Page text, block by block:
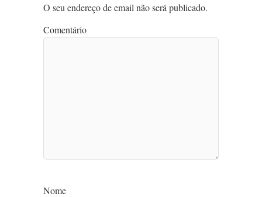
O seu endereço de email não será publicado.
Comentário
Nome